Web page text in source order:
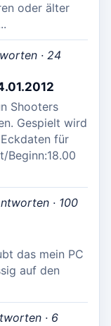
oder älter
· 24
Shooters
Gespielt wird
für
Beginn:18.00
· 100
das mein PC
auf den
· 6